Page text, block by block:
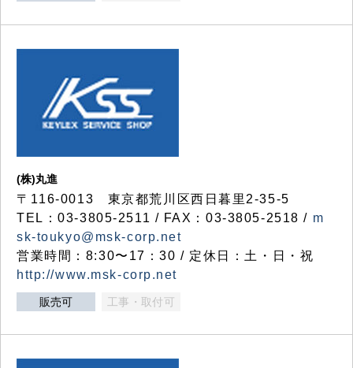
(株)丸進
〒116-0013 東京都荒川区西日暮里2-35-5
TEL：03-3805-2511 / FAX：03-3805-2518 / m
sk-toukyo@msk-corp.net
営業時間：8:30〜17：30 / 定休日：土・日・祝
http://www.msk-corp.net
販売可 工事・取付可